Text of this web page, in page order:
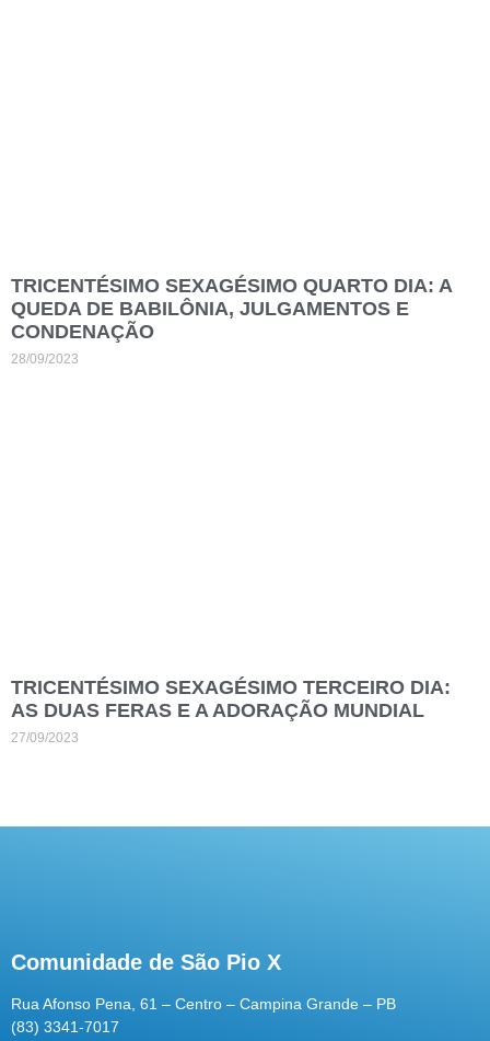
TRICENTÉSIMO SEXAGÉSIMO QUARTO DIA: A
QUEDA DE BABILÔNIA, JULGAMENTOS E
CONDENAÇÃO
28/09/2023
TRICENTÉSIMO SEXAGÉSIMO TERCEIRO DIA:
AS DUAS FERAS E A ADORAÇÃO MUNDIAL
27/09/2023
Comunidade de São Pio X
Rua Afonso Pena, 61 – Centro – Campina Grande – PB
(83) 3341-7017